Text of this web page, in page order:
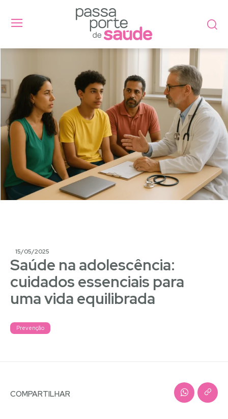
15/05/2025
Saúde na adolescência:
cuidados essenciais para
uma vida equilibrada
Prevenção
COMPARTILHAR